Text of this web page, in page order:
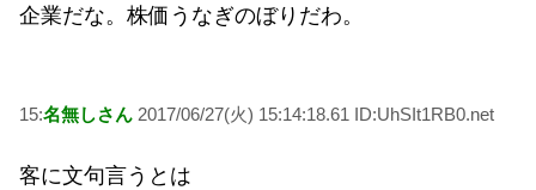
企業だな。株価うなぎのぼりだわ。
15:名無しさん 2017/06/27(火) 15:14:18.61 ID:UhSIt1RB0.net
客に文句言うとは